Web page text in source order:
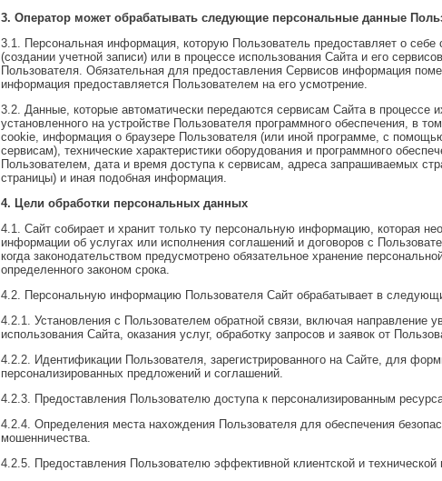
3. Оператор может обрабатывать следующие персональные данные
3.1. Персональная информация, которую Пользователь предоставляет о себе
(создании учетной записи) или в процессе использования Сайта и его
Пользователя. Обязательная для предоставления Сервисов информация
информация предоставляется Пользователем на его усмотрение.
3.2. Данные, которые автоматически передаются сервисам Сайта в процессе
установленного на устройстве Пользователя программного обеспечения, в
cookie, информация о браузере Пользователя (или иной программе, с
сервисам), технические характеристики оборудования и программного
Пользователем, дата и время доступа к сервисам, адреса запрашиваемых
страницы) и иная подобная информация.
4. Цели обработки персональных данных
4.1. Сайт собирает и хранит только ту персональную информацию, которая
информации об услугах или исполнения соглашений и договоров с
когда законодательством предусмотрено обязательное хранение
определенного законом срока.
4.2. Персональную информацию Пользователя Сайт обрабатывает в
4.2.1. Установления с Пользователем обратной связи, включая направление
использования Сайта, оказания услуг, обработку запросов и заявок от
4.2.2. Идентификации Пользователя, зарегистрированного на Сайте, для
персонализированных предложений и соглашений.
4.2.3. Предоставления Пользователю доступа к персонализированным
4.2.4. Определения места нахождения Пользователя для обеспечения
мошенничества.
4.2.5. Предоставления Пользователю эффективной клиентской и технической